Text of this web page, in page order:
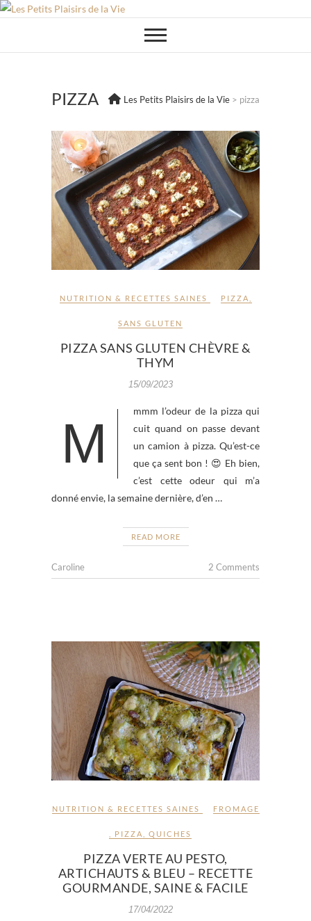
Skip
PIZZA Les Petits Plaisirs de la Vie > pizza
NUTRITION & RECETTES SAINES PIZZA
SANS GLUTEN
PIZZA SANS GLUTEN CHÈVRE &
THYM
15/09/2023
M
mmm l’odeur de la pizza qui
cuit quand on passe devant
un camion à pizza. Qu’est-ce
que ça sent bon ! 😍 Eh bien,
c’est cette odeur qui m’a
donné envie, la semaine dernière, d’en …
READ MORE
Caroline 2 Comments
NUTRITION & RECETTES SAINES FROMAGE
PIZZA QUICHES
PIZZA VERTE AU PESTO,
ARTICHAUTS & BLEU – RECETTE
GOURMANDE, SAINE & FACILE
17/04/2022